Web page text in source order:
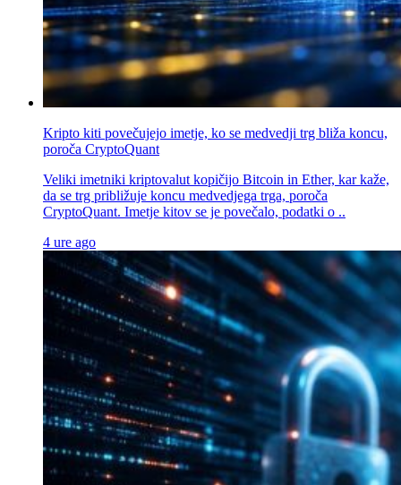
Kripto kiti povečujejo imetje, ko se medvedji trg bliža koncu,
poroča CryptoQuant
Veliki imetniki kriptovalut kopičijo Bitcoin in Ether, kar kaže,
da se trg približuje koncu medvedjega trga, poroča
CryptoQuant. Imetje kitov se je povečalo, podatki o ..
4 ure ago